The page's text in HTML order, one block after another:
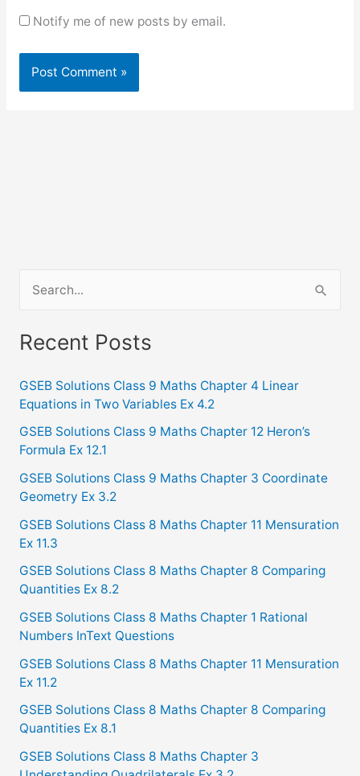
Notify me of new posts by email.
a
c
h
f
o
r
Recent Posts
GSEB Solutions Class 9 Maths Chapter 4 Linear
Equations in Two Variables Ex 4.2
GSEB Solutions Class 9 Maths Chapter 12 Heron’s
Formula Ex 12.1
GSEB Solutions Class 9 Maths Chapter 3 Coordinate
Geometry Ex 3.2
GSEB Solutions Class 8 Maths Chapter 11 Mensuration
Ex 11.3
GSEB Solutions Class 8 Maths Chapter 8 Comparing
Quantities Ex 8.2
GSEB Solutions Class 8 Maths Chapter 1 Rational
Numbers InText Questions
GSEB Solutions Class 8 Maths Chapter 11 Mensuration
Ex 11.2
GSEB Solutions Class 8 Maths Chapter 8 Comparing
Quantities Ex 8.1
GSEB Solutions Class 8 Maths Chapter 3